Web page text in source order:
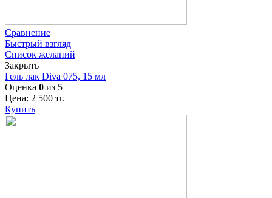
Сравнение
Быстрый взгляд
Список желаний
Закрыть
Гель лак Diva 075, 15 мл
Оценка 0 из 5
Цена: 2 500 тг.
Купить